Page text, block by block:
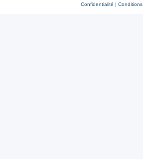
Confidentialité | Conditions